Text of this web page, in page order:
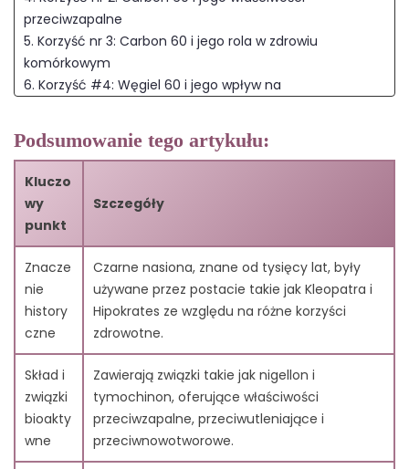
przeciwzapalne
5. Korzyść nr 3: Carbon 60 i jego rola w zdrowiu
komórkowym
6. Korzyść #4: Węgiel 60 i jego wpływ na
7. Korzyść #5: Węgiel 60 i jego potencjał zwiększania
reakcji immunologicznej
8. Korzyść #6: Węgiel 60 i jego potencjał ochrony przed
autoimmunizacją
9. Korzyść #7: Węgiel 60 i jego potencjał zmniejszania
reakcji alergicznych
10. Korzyść #8: Węgiel 60 i jego potencjał wspierania
układu odpornościowego u osób starszych
11. Wniosek: Włączenie Carbon 60 do rutyny wspierającej
układ odpornościowy
12.1. 1. Czym jest olej z czarnuszki?
12.2. 2. Jakie są historyczne zastosowania oleju z
czarnuszki?
12.3. 3. Jakie związki znajdują się w oleju z czarnuszki?
12.4. 4. Czy olej z czarnuszki może zwalczać pasożyty?
Podsumowanie tego artykułu:
Kluczo
wy
punkt
Szczegóły
Znacze
nie
history
czne
Czarne nasiona, znane od tysięcy lat, były
używane przez postacie takie jak Kleopatra i
Hipokrates ze względu na różne korzyści
zdrowotne.
Skład i
związki
bioakty
wne
Zawierają związki takie jak nigellon i
tymochinon, oferujące właściwości
przeciwzapalne, przeciwutleniające i
przeciwnowotworowe.